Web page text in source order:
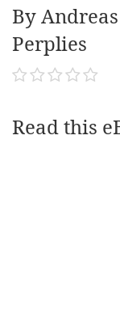
By
Perplies
Read this